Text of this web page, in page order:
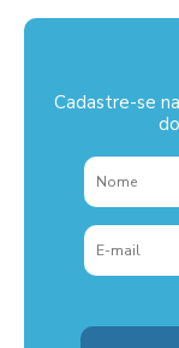
Cadastre-se